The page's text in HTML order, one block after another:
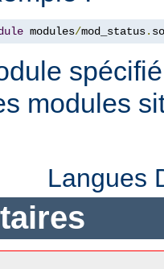
modules/mod_status. so
modules
Langues